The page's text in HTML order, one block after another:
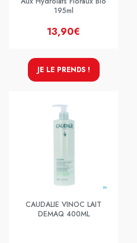
195ml
13,90€
JE LE PRENDS !
CAUDALIE VINOC LAIT
DEMAQ 400ML